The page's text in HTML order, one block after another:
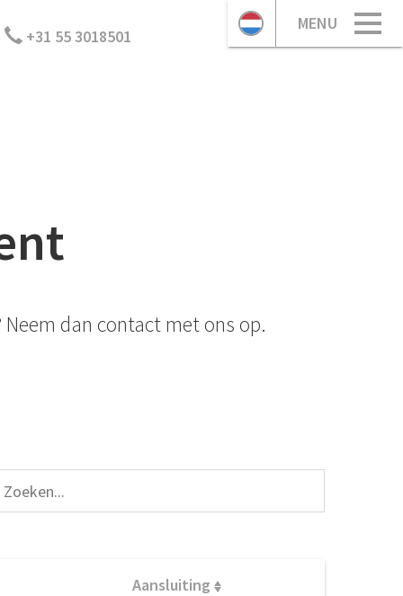
MENU
+31 55 3018501
dan contact met ons op.
Aansluiting